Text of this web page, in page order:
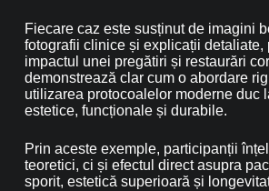
Fiecare caz este susținut de imagini
fotografii clinice și explicații detaliate,
impactul unei pregătiri și restaurări
demonstrează clar cum o abordare
utilizarea protocoalelor moderne duc
estetice, funcționale și durabile.
Prin aceste exemple, participanții
teoretici, ci și efectul direct asupra
sporit, estetică superioară și